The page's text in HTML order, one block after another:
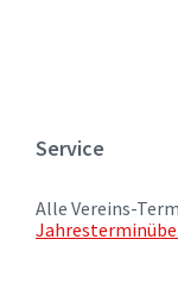
Service
Alle Vereins-